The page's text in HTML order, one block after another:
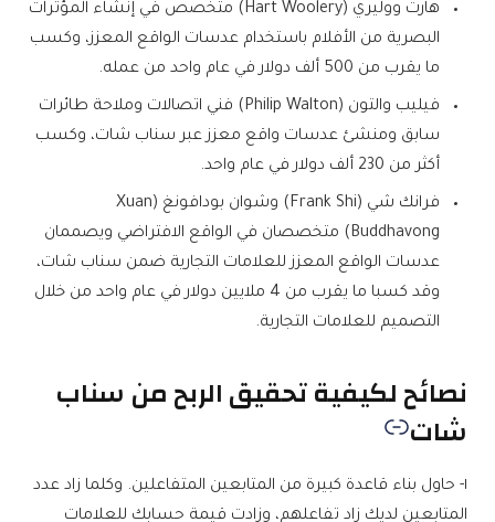
هارت ووليري (Hart Woolery) متخصص في إنشاء المؤثرات
البصرية من الأفلام باستخدام عدسات الواقع المعزز، وكسب
ما يقرب من 500 ألف دولار في عام واحد من عمله.
فيليب والتون (Philip Walton) فني اتصالات وملاحة طائرات
سابق ومنشئ عدسات واقع معزز عبر سناب شات، وكسب
أكثر من 230 ألف دولار في عام واحد.
فرانك شي (Frank Shi) وشوان بودافونغ (Xuan
Buddhavong) متخصصان في الواقع الافتراضي ويصممان
عدسات الواقع المعزز للعلامات التجارية ضمن سناب شات،
وقد كسبا ما يقرب من 4 ملايين دولار في عام واحد من خلال
التصميم للعلامات التجارية.
نصائح لكيفية تحقيق الربح من سناب
شات
١- حاول بناء قاعدة كبيرة من المتابعين المتفاعلين. وكلما زاد عدد
المتابعين لديك زاد تفاعلهم، وزادت قيمة حسابك للعلامات